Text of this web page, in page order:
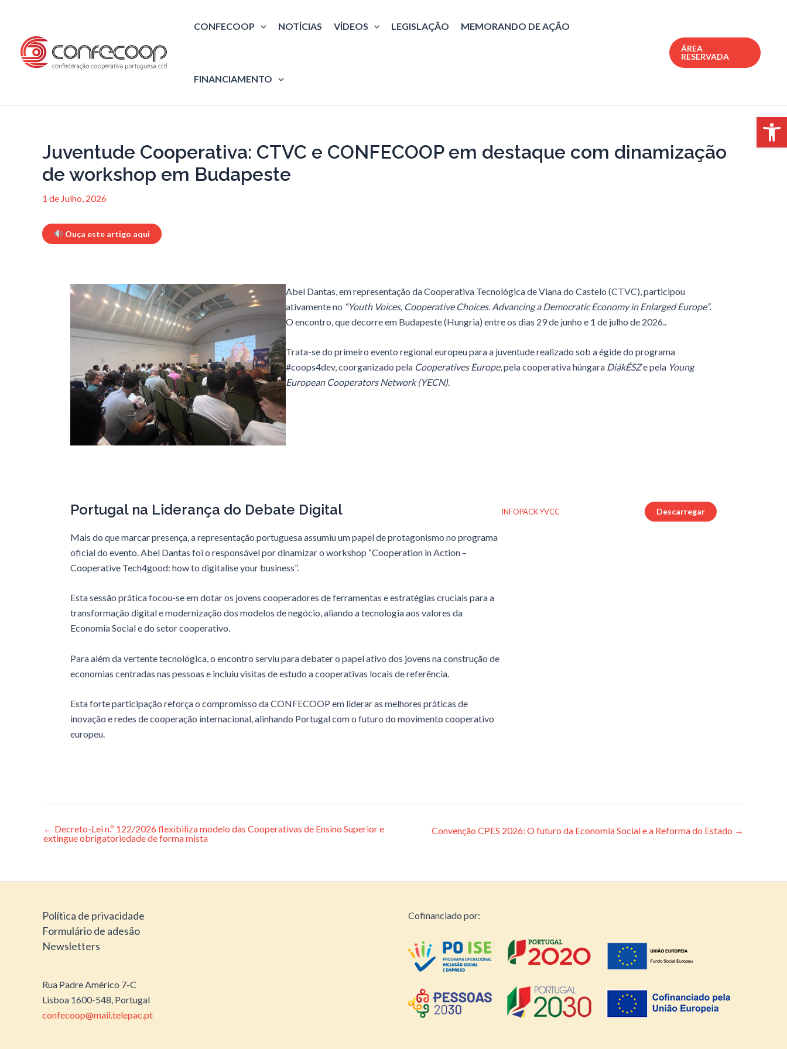
content
CONFECOOP NOTÍCIAS VÍDEOS LEGISLAÇÃO MEMORANDO DE AÇÃO
FINANCIAMENTO
ÁREA
RESERVADA
Juventude Cooperativa: CTVC e CONFECOOP em destaque com dinamização
de workshop em Budapeste
1 de Julho, 2026
Ouça este artigo aqui
Abel Dantas, em representação da Cooperativa Tecnológica de Viana do Castelo (CTVC), participou
ativamente no “Youth Voices, Cooperative Choices. Advancing a Democratic Economy in Enlarged Europe”.
O encontro, que decorre em Budapeste (Hungria) entre os dias 29 de junho e 1 de julho de 2026..
Trata-se do primeiro evento regional europeu para a juventude realizado sob a égide do programa
#coops4dev, coorganizado pela Cooperatives Europe, pela cooperativa húngara DiákÉSZe pela Young
European Cooperators Network (YECN).
Portugal na Liderança do Debate Digital
Mais do que marcar presença, a representação portuguesa assumiu um papel de protagonismo no programa
oficial do evento. Abel Dantas foi o responsável por dinamizar o workshop “Cooperation in Action –
Cooperative Tech4good: how to digitalise your business”.
Esta sessão prática focou-se em dotar os jovens cooperadores de ferramentas e estratégias cruciais para a
transformação digital e modernização dos modelos de negócio, aliando a tecnologia aos valores da
Economia Social e do setor cooperativo.
Para além da vertente tecnológica, o encontro serviu para debater o papel ativo dos jovens na construção de
economias centradas nas pessoas e incluiu visitas de estudo a cooperativas locais de referência.
Esta forte participação reforça o compromisso da CONFECOOP em liderar as melhores práticas de
inovação e redes de cooperação internacional, alinhando Portugal com o futuro do movimento cooperativo
europeu.
INFOPACK YVCC Descarregar
Post
navigation
← Decreto-Lei n.º 122/2026 flexibiliza modelo das Cooperativas de Ensino Superior e
extingue obrigatoriedade de forma mista
Convenção CPES 2026: O futuro da Economia Social e a Reforma do Estado →
Política de privacidade
Formulário de adesão
Newsletters
Rua Padre Américo 7-C
Lisboa 1600-548, Portugal
confecoop@mail.telepac.pt
Cofinanciado por: